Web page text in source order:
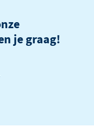
je graag!